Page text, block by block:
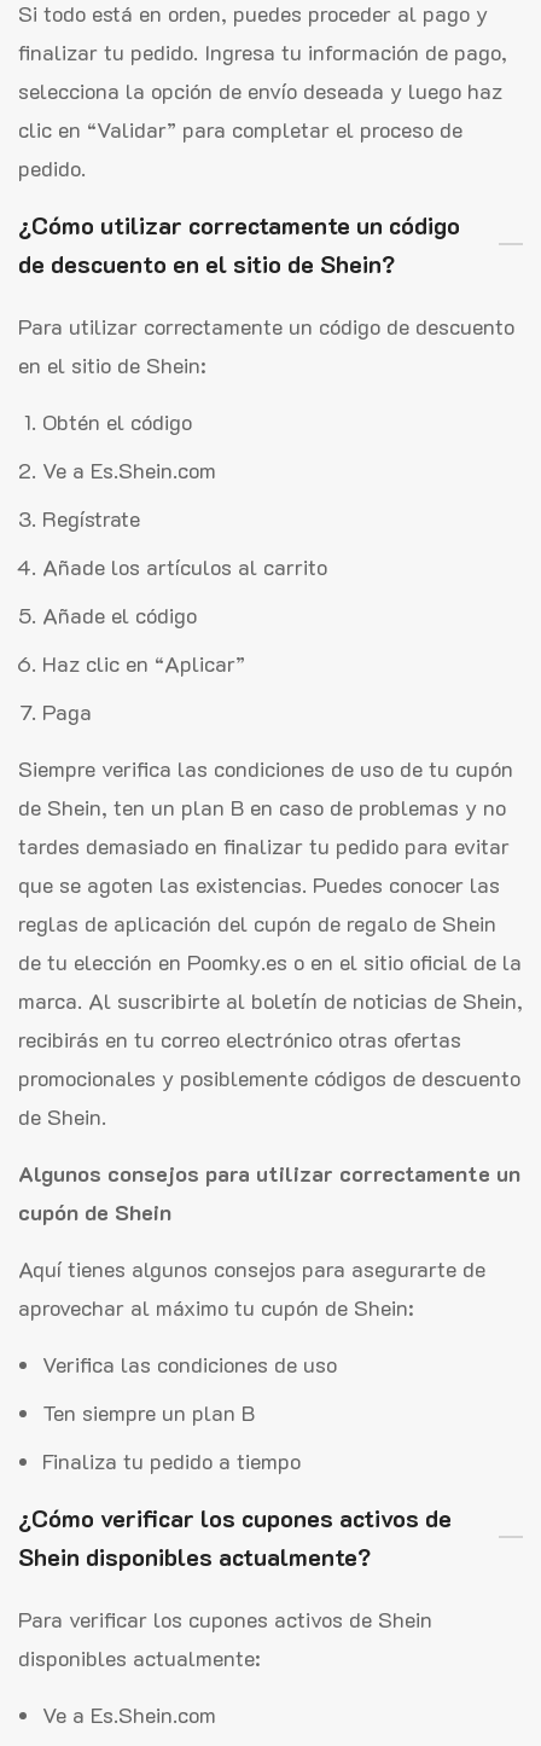
Si todo está en orden, puedes proceder al pago y
finalizar tu pedido. Ingresa tu información de pago,
selecciona la opción de envío deseada y luego haz
clic en “Validar” para completar el proceso de
pedido.
¿Cómo utilizar correctamente un código
de descuento en el sitio de Shein?
Para utilizar correctamente un código de descuento
en el sitio de Shein:
Obtén el código
Ve a Es.Shein.com
Regístrate
Añade los artículos al carrito
Añade el código
Haz clic en “Aplicar”
Paga
Siempre verifica las condiciones de uso de tu cupón
de Shein, ten un plan B en caso de problemas y no
tardes demasiado en finalizar tu pedido para evitar
que se agoten las existencias. Puedes conocer las
reglas de aplicación del cupón de regalo de Shein
de tu elección en Poomky.es o en el sitio oficial de la
marca. Al suscribirte al boletín de noticias de Shein,
recibirás en tu correo electrónico otras ofertas
promocionales y posiblemente códigos de descuento
de Shein.
Algunos consejos para utilizar correctamente un
cupón de Shein
Aquí tienes algunos consejos para asegurarte de
aprovechar al máximo tu cupón de Shein:
Verifica las condiciones de uso
Ten siempre un plan B
Finaliza tu pedido a tiempo
¿Cómo verificar los cupones activos de
Shein disponibles actualmente?
Para verificar los cupones activos de Shein
disponibles actualmente:
Ve a Es.Shein.com